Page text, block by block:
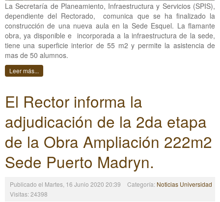
La Secretaría de Planeamiento, Infraestructura y Servicios (SPIS),
dependiente del Rectorado, comunica que se ha finalizado la
construcción de una nueva aula en la Sede Esquel. La flamante
obra, ya disponible e incorporada a la infraestructura de la sede,
tiene una superficie interior de 55 m2 y permite la asistencia de
mas de 50 alumnos.
Leer más...
El Rector informa la
adjudicación de la 2da etapa
de la Obra Ampliación 222m2
Sede Puerto Madryn.
Publicado el Martes, 16 Junio 2020 20:39 Categoría: Noticias Universidad
Visitas: 24398